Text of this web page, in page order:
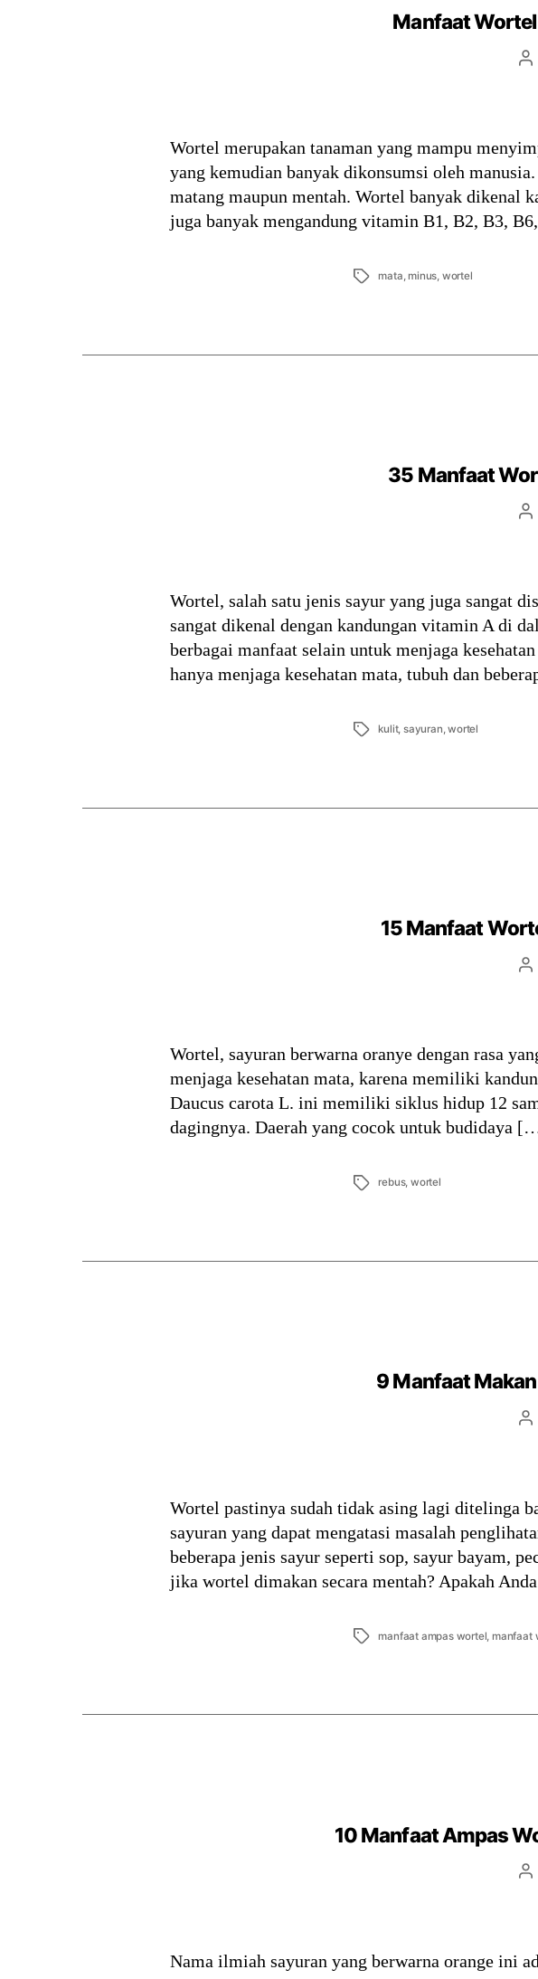
Manfaat
Wortel merupakan tanaman yang mampu
yang kemudian banyak dikonsumsi oleh
matang maupun mentah. Wortel banyak dikenal
juga banyak mengandung vitamin B1, B2, B3,
Tags mata,minus, wortel
35 Manfaat
Wortel, salah satu jenis sayur yang juga sangat
sangat dikenal dengan kandungan vitamin A di
berbagai manfaat selain untuk menjaga
hanya menjaga kesehatan mata, tubuh dan
Tags kulit,sayuran,wortel
15 Manfaat
Wortel, sayuran berwarna oranye dengan rasa
menjaga kesehatan mata, karena memiliki
Daucus carota L. ini memiliki siklus hidup 12
dagingnya. Daerah yang cocok untuk budidaya
Tags rebus,wortel
9 Manfaat
Wortel pastinya sudah tidak asing lagi ditelinga
sayuran yang dapat mengatasi masalah
beberapa jenis sayur seperti sop, sayur bayam,
jika wortel dimakan secara mentah? Apakah
Tags manfaat ampas wortel ,manfaat
10 Manfaat Ampas
Nama ilmiah sayuran yang berwarna orange ini